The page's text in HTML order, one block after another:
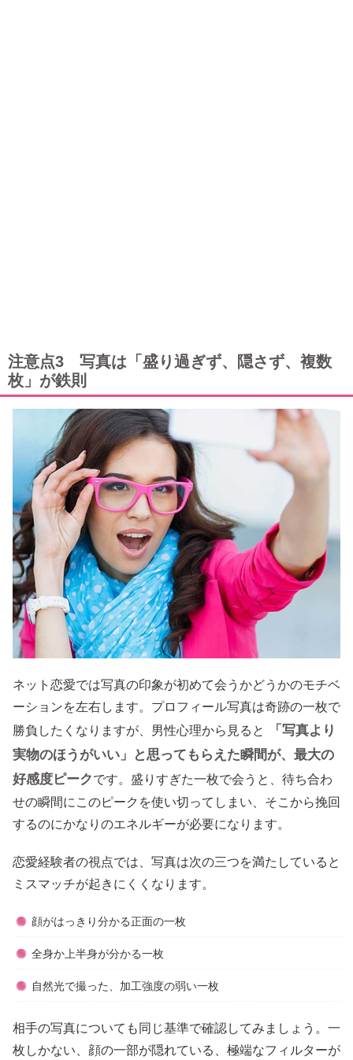
注意点3 写真は「盛り過ぎず、隠さず、複数
枚」が鉄則
ネット恋愛では写真の印象が初めて会うかどうかのモチベ
ーションを左右します。プロフィール写真は奇跡の一枚で
勝負したくなりますが、男性心理から見ると
「写真より
実物のほうがいい」と思ってもらえた瞬間が、最大の
好感度ピークです。盛りすぎた一枚で会うと、待ち合わ
せの瞬間にこのピークを使い切ってしまい、そこから挽回
するのにかなりのエネルギーが必要になります。
恋愛経験者の視点では、写真は次の三つを満たしていると
ミスマッチが起きにくくなります。
顔がはっきり分かる正面の一枚
全身か上半身が分かる一枚
自然光で撮った、加工強度の弱い一枚
相手の写真についても同じ基準で確認してみましょう。一
枚しかない、顔の一部が隠れている、極端なフィルターが